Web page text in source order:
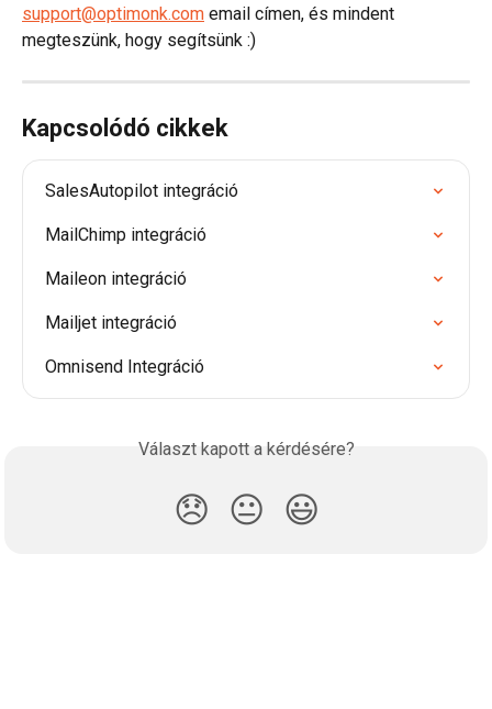
support@optimonk.com email címen, és mindent
megteszünk, hogy segítsünk :)
Kapcsolódó cikkek
SalesAutopilot integráció
MailChimp integráció
Maileon integráció
Mailjet integráció
Omnisend Integráció
Választ kapott a kérdésére?
😞 😐 😃